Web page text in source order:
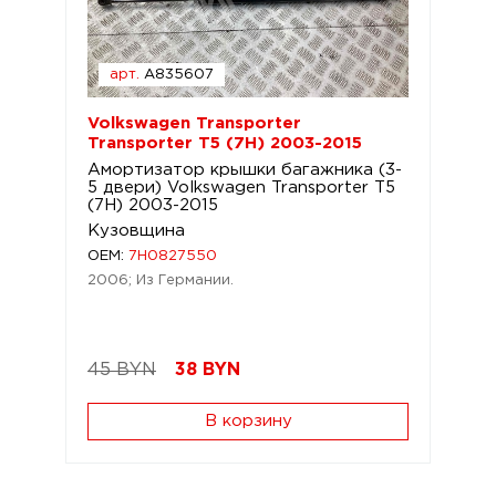
арт. A835607
Volkswagen Transporter
Transporter T5 (7H) 2003-2015
Амортизатор крышки багажника (3-
5 двери) Volkswagen Transporter T5
(7H) 2003-2015
Кузовщина
OEM:
7H0827550
2006; Из Германии.
45 BYN 38 BYN
В корзину